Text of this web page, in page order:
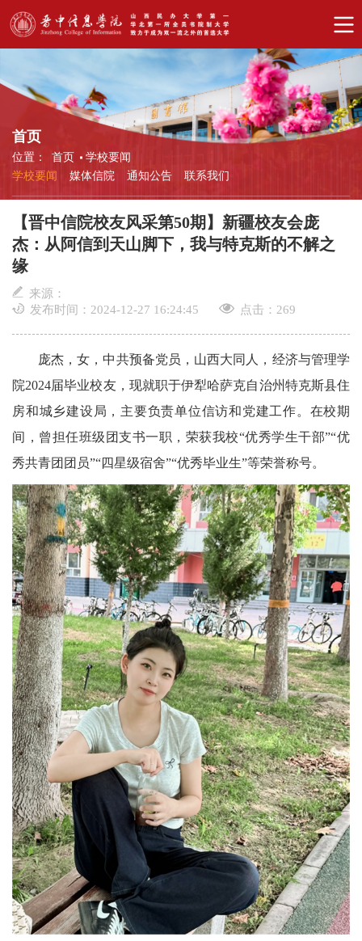
首页
位置： 首页
学校要闻
学校要闻
媒体信院 通知公告 联系我们
【晋中信院校友风采第50期】新疆校友会庞
杰：从阿信到天山脚下，我与特克斯的不解之
缘
来源：
发布时间：2024-12-27 16:24:45
点击： 269
庞杰，女，中共预备党员，山西大同人，经济与管理学
院2024届毕业校友，现就职于伊犁哈萨克自治州特克斯县住
房和城乡建设局，主要负责单位信访和党建工作。在校期
间，曾担任班级团支书一职，荣获我校“优秀学生干部”“优
秀共青团团员”“四星级宿舍”“优秀毕业生”等荣誉称号。